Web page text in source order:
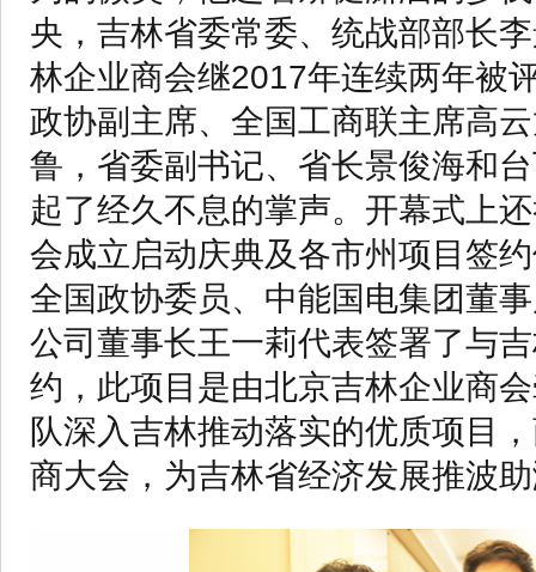
央，吉林省委常委、统战部部长
林企业商会继2017年连续两年被
政协副主席、全国工商联主席高
鲁，省委副书记、省长景俊海和
起了经久不息的掌声。开幕式上
会成立启动庆典及各市州项目签
全国政协委员、中能国电集团董
公司董事长王一莉代表签署了与
约，此项目是由北京吉林企业商
队深入吉林推动落实的优质项目
商大会，为吉林省经济发展推波